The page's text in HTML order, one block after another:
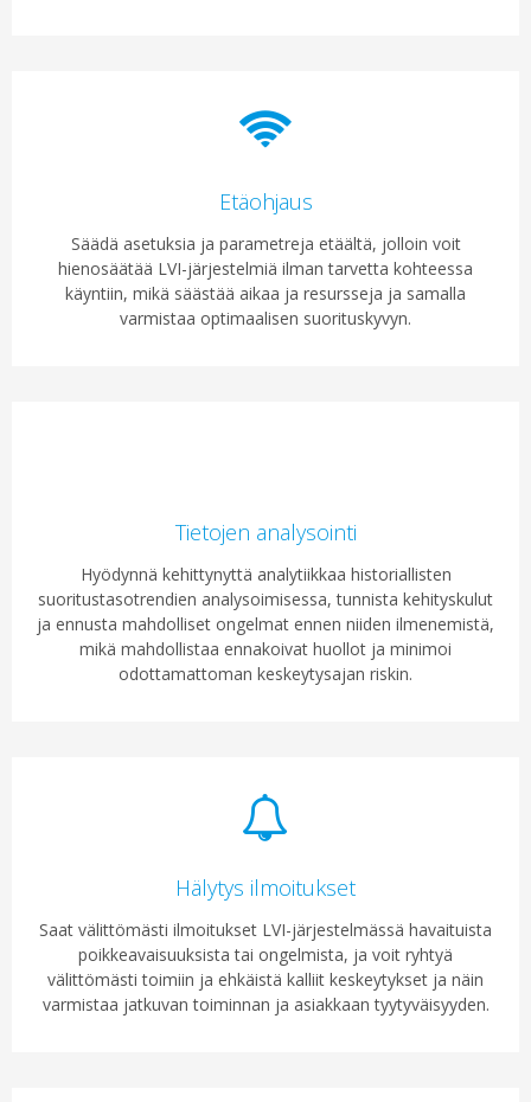
Etäohjaus
Säädä asetuksia ja parametreja etäältä, jolloin voit
hienosäätää LVI-järjestelmiä ilman tarvetta kohteessa
käyntiin, mikä säästää aikaa ja resursseja ja samalla
varmistaa optimaalisen suorituskyvyn.
Tietojen analysointi
Hyödynnä kehittynyttä analytiikkaa historiallisten
suoritustasotrendien analysoimisessa, tunnista kehityskulut
ja ennusta mahdolliset ongelmat ennen niiden ilmenemistä,
mikä mahdollistaa ennakoivat huollot ja minimoi
odottamattoman keskeytysajan riskin.
Hälytys ilmoitukset
Saat välittömästi ilmoitukset LVI-järjestelmässä havaituista
poikkeavaisuuksista tai ongelmista, ja voit ryhtyä
välittömästi toimiin ja ehkäistä kalliit keskeytykset ja näin
varmistaa jatkuvan toiminnan ja asiakkaan tyytyväisyyden.